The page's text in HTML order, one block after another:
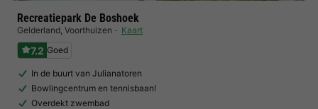
Recreatiepark De Boshoek
Gelderland, Voorthuizen Kaart
7.2 Goed
In de buurt van Julianatoren
Bowlingcentrum en tennisbaan!
Overdekt zwembad